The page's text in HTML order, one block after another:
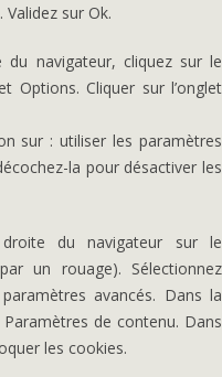
sur Ok.
navigateur, cliquez sur le
Options. Cliquer sur l’onglet
sur : utiliser les paramètres
la pour désactiver les
du navigateur sur le
un rouage). Sélectionnez
avancés. Dans la
de contenu. Dans
les cookies.